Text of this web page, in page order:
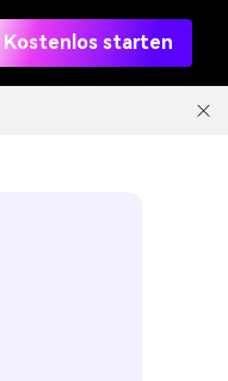
Kostenlos starten